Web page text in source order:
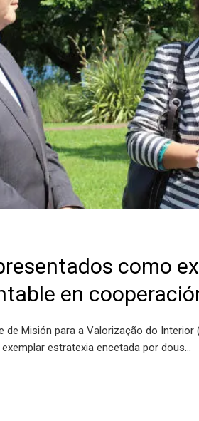
como
en
de Misión para a Valorização do Interior
estratexia encetada por dous…